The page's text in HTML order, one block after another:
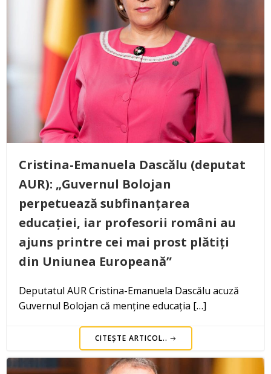
Cristina-Emanuela Dascălu (deputat
AUR): „Guvernul Bolojan
perpetuează subfinanțarea
educației, iar profesorii români au
ajuns printre cei mai prost plătiți
din Uniunea Europeană”
Deputatul AUR Cristina-Emanuela Dascălu acuză
Guvernul Bolojan că menține educația […]
CITEȘTE ARTICOL..